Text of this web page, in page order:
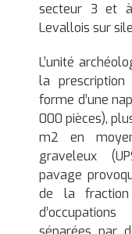
secteur 3 et à
Levallois sur
L’unité
la
forme d’une
000 pièces),
m2 en
graveleux
pavage
de la